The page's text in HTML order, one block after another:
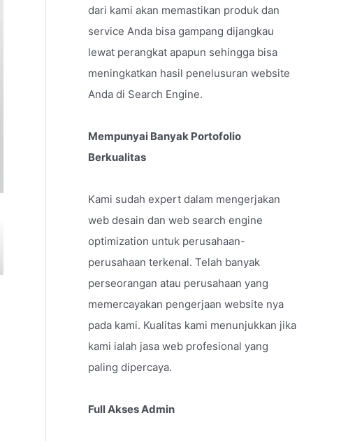
dari kami akan memastikan produk dan
service Anda bisa gampang dijangkau
lewat perangkat apapun sehingga bisa
meningkatkan hasil penelusuran website
Anda di Search Engine.
Mempunyai Banyak Portofolio
Berkualitas
Kami sudah expert dalam mengerjakan
web desain dan web search engine
optimization untuk perusahaan-
perusahaan terkenal. Telah banyak
perseorangan atau perusahaan yang
memercayakan pengerjaan website nya
pada kami. Kualitas kami menunjukkan jika
kami ialah jasa web profesional yang
paling dipercaya.
Full Akses Admin